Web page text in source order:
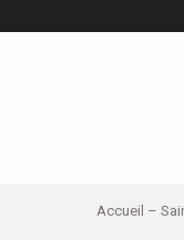
Accueil –